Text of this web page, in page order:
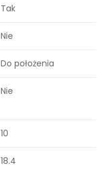
Tak
Nie
Do położenia
Nie
10
18.4